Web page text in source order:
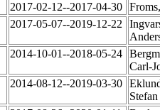
2017-02-12--2017-04-30
2017-05-07--2019-12-22
2014-10-01--2018-05-24
Carl-
2014-08-12--2019-03-30
Stefan